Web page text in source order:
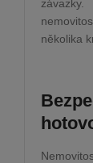
několika